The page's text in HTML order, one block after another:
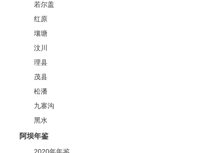
若尔盖
红原
壤塘
汶川
理县
茂县
松潘
九寨沟
黑水
阿坝年鉴